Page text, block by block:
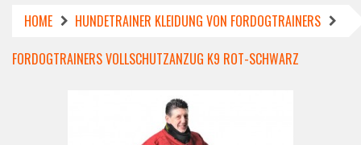
HOME
HUNDETRAINER KLEIDUNG VON FORDOGTRAINERS
FORDOGTRAINERS VOLLSCHUTZANZUG K9 ROT-SCHWARZ